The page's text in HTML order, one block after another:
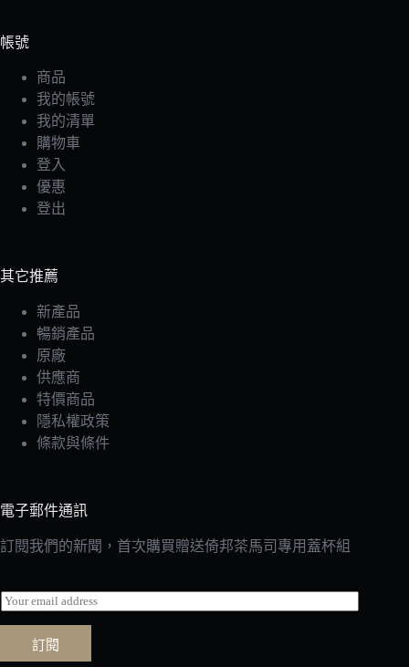
帳號
商品
我的帳號
我的清單
購物車
登入
優惠
登出
其它推薦
新產品
暢銷產品
原廠
供應商
特價商品
隱私權政策
條款與條件
電子郵件通訊
訂閱我們的新聞，首次購買贈送倚邦茶馬司專用蓋杯組
E
m
a
l
訂閱